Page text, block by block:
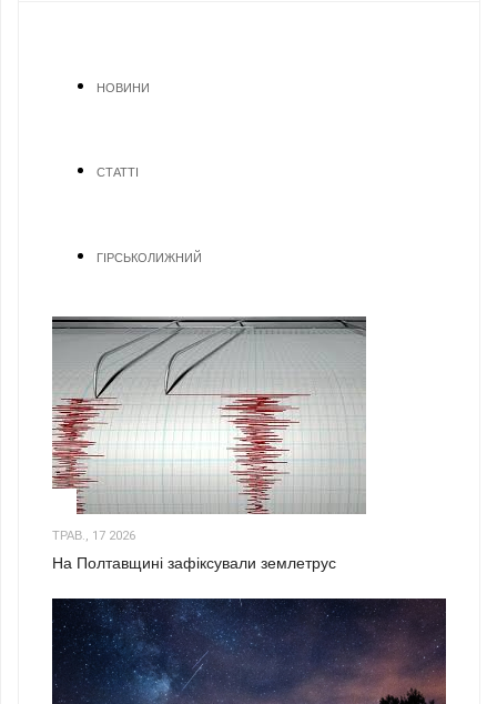
НОВИНИ
СТАТТІ
ГІРСЬКОЛИЖНИЙ
ТРАВ., 17 2026
На Полтавщині зафіксували землетрус